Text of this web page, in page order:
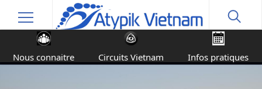
Nous connaitre Circuits Vietnam Infos pratiques